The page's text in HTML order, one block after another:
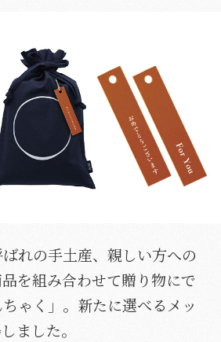
れの手土産、親しい方への
を組み合わせて贈り物にで
ゃく」。新たに選べるメッ
ました。